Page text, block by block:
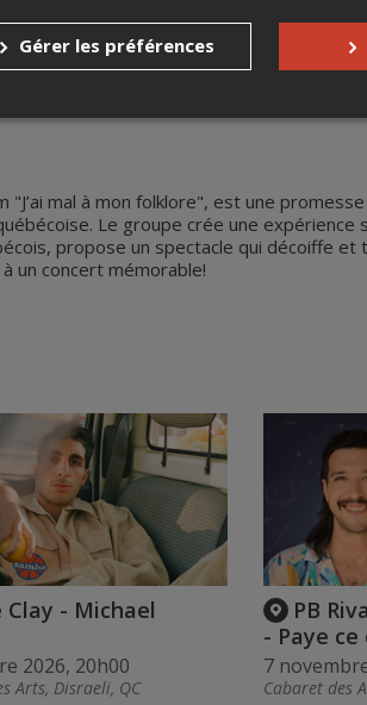
"J’ai mal à mon folklore", est une
Le groupe crée une
propose un spectacle qui décoiffe
un concert mémorable!
Clay - Michael
2026, 20h00
Arts, Disraeli, QC
PB
- Paye
7
Cabaret des
Gérer les préférences